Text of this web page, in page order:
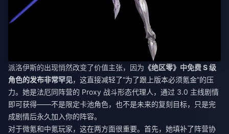
派洛伊斯的出现悄然改变了价值主张，因为 《绝区零》中免费 S 级
角色的发布非常罕见，这直接减轻了“为了跟上版本必须氪金”的压
力。她是法厄同阵营的 Proxy 战斗形态代理人，通过 3.0 主线剧情
即可获得——不是限定卡池角色，也不是未来的复刻目标，只是完
成剧情后永久加入你的阵容。
对于微氪和中氪玩家，这在两方面很重要。首先，她填补了阵营协